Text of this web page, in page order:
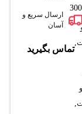
,
,
ارسال سریع و
آسان
تماس بگیرید